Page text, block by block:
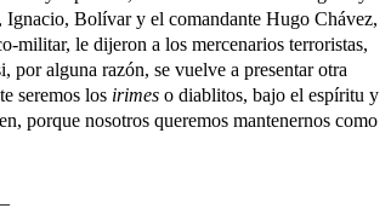
Ignacio, Bolívar y el comandante Hugo Chávez,
militar, le dijeron a los mercenarios terroristas,
alguna razón, se vuelve a presentar otra
seremos los irimes o diablitos, bajo el espíritu y
porque nosotros queremos mantenernos como